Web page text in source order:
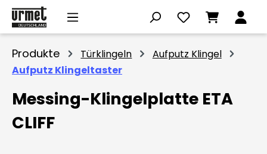
Zum Hauptinhalt springen
Produkte Türklingeln
Aufputz Klingel
Aufputz Klingeltaster
Messing-Klingelplatte ETA
CLIFF